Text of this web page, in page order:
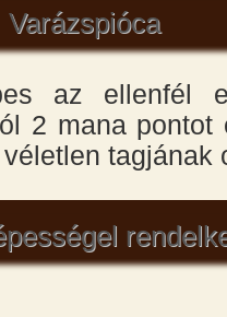
Varázspióca
az ellenfél
2 mana
tagjának